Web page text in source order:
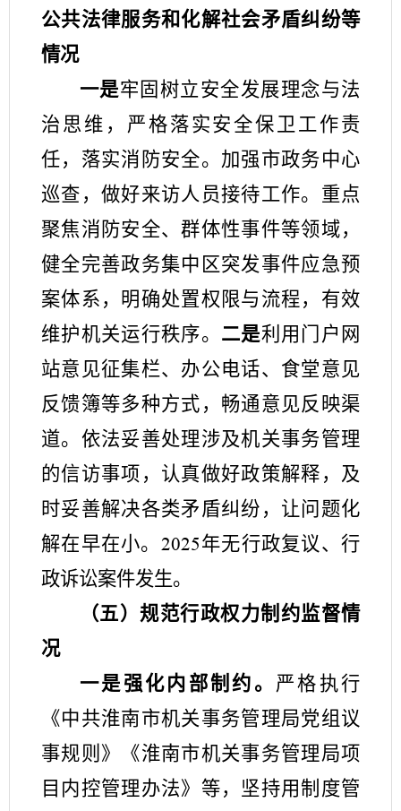
公共法律服务和化解社会矛盾纠纷等
情况
一是牢固树立安全发展理念与法
治思维，严格落实安全保卫工作责
任， 落实消防安全。 加强市政务中心
巡查 ，做好来访人员接待工作。 重点
聚焦消防安全、群体性事件等领域，
健全完善政务集中区突发事件应急预
案体系，明确处置权限与 流程 ，有效
维护机关运行秩序。 二是利用门户网
站意见征集栏、办公电话、食堂意见
反馈簿等多种方式，畅通意见反映渠
道。依法妥善处理涉及机关事务管理
的信访事项，认真做好政策解释 ，及
时妥善解决各类矛盾纠纷，让问题化
解在早在小。 2025年无行政复议、行
政诉讼案件发生。
（五） 规范行政权力制约监督情
况
一是强化内部制约。 严格执行
《中共淮南市机关事务管理局党组议
事规则》《淮南市机关事务管理局项
目内控管理办法》 等，坚持用制度管